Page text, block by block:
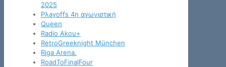
2025
Pλayoffs 4η αγωνιστική
Queen
Radio Akou+
RetroGreeknight München
Riga Arena.
RoadToFinalFour